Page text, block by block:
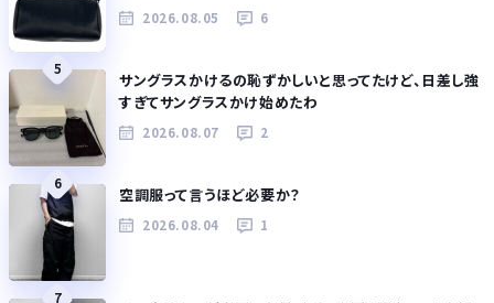
2026.08.05 6
5
サングラスかけるの恥ずかしいと思ってたけど、日差し強
すぎてサングラスかけ始めたわ
2026.08.07 2
6
空調服って言うほど必要か？
2026.08.04 1
7